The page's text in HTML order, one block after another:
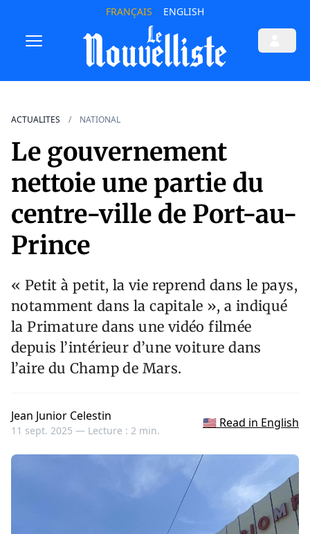
FRANÇAIS ENGLISH
ACTUALITES NATIONAL
Le gouvernement
nettoie une partie du
centre-ville de Port-au-
Prince
« Petit à petit, la vie reprend dans le pays,
notamment dans la capitale », a indiqué
la Primature dans une vidéo filmée
depuis l’intérieur d’une voiture dans
l’aire du Champ de Mars.
Jean Junior Celestin
11 sept. 2025 — Lecture : 2 min.
🇺🇸 Read in English